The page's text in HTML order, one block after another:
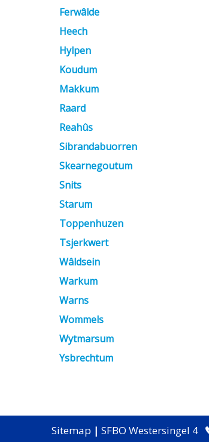
Ferwâlde
Heech
Hylpen
Koudum
Makkum
Raard
Reahûs
Sibrandabuorren
Skearnegoutum
Snits
Starum
Toppenhuzen
Tsjerkwert
Wâldsein
Warkum
Warns
Wommels
Wytmarsum
Ysbrechtum
Sitemap | SFBO Westersingel 4